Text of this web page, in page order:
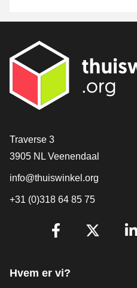
[_General:Contact]
Traverse 3
3905 NL Veenendaal
info@thuiswinkel.org
+31 (0)318 64 85 75
Hvem er vi?